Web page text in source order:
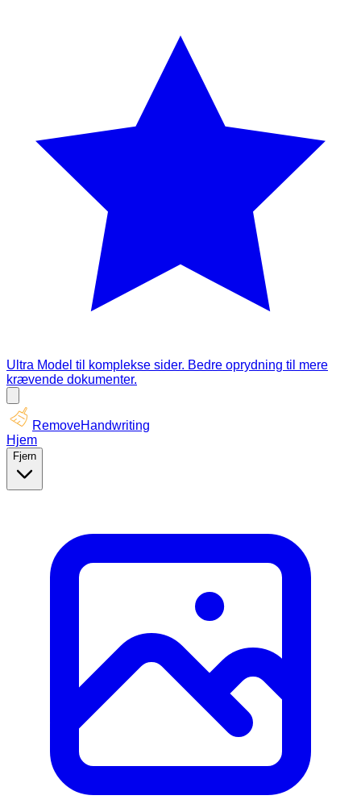
Ultra Model til komplekse sider. Bedre oprydning til mere
krævende dokumenter.
RemoveHandwriting
Hjem
Fjern